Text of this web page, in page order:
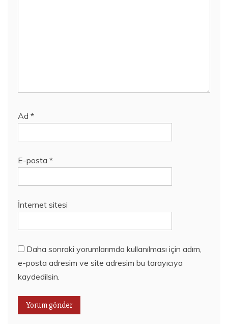
Ad *
E-posta *
İnternet sitesi
Daha sonraki yorumlarımda kullanılması için adım,
e-posta adresim ve site adresim bu tarayıcıya
kaydedilsin.